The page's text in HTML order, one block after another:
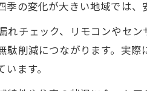
の変化が大きい地域では、
チェック、リモコンやセ
削減につながります。実
ます。